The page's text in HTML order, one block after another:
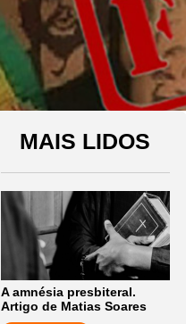
MAIS LIDOS
A amnésia presbiteral.
Artigo de Matias Soares